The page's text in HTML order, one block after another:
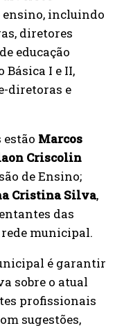
ensino, incluindo
diretores
educação
I e II,
diretoras e
Marcos
Criscolin
de Ensino;
Cristina Silva,
das
rede municipal.
é garantir
sobre o atual
profissionais
sugestões,